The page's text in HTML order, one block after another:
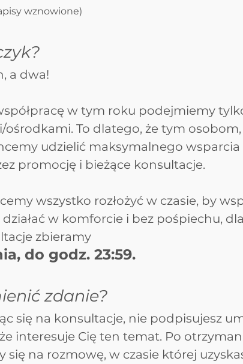
wznowione)
a dwa!
w tym roku podejmiemy
To dlatego, że tym
udzielić maksymalnego
promocję i bieżące konsultacje.
wszystko rozłożyć w czasie, by
w komforcie i bez pośpiechu,
zbieramy
do godz. 23:59.
zdanie?
się na konsultacje, nie podpisujesz
interesuje Cię ten temat. Po
się na rozmowę, w czasie której